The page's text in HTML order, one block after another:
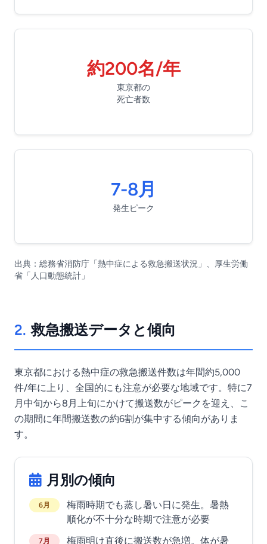
約200名/年
東京都の
死亡者数
7-8月
発生ピーク
出典：総務省消防庁「熱中症による救急搬送状況」、厚生労働
省「人口動態統計」
2. 救急搬送データと傾向
東京都における熱中症の救急搬送件数は年間約5,000
件/年に上り、全国的にも注意が必要な地域です。特に7
月中旬から8月上旬にかけて搬送数がピークを迎え、こ
の期間に年間搬送数の約6割が集中する傾向がありま
す。
月別の傾向
6月
梅雨時期でも蒸し暑い日に発生。暑熱
順化が不十分な時期で注意が必要
7月 梅雨明け直後に搬送数が急増。体が暑